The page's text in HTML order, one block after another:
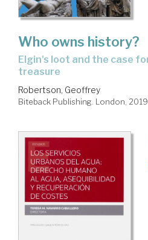
Who owns history?
Elgin's loot and the case for returning plundered
treasure
Robertson, Geoffrey
Biteback Publishing. London, 2019